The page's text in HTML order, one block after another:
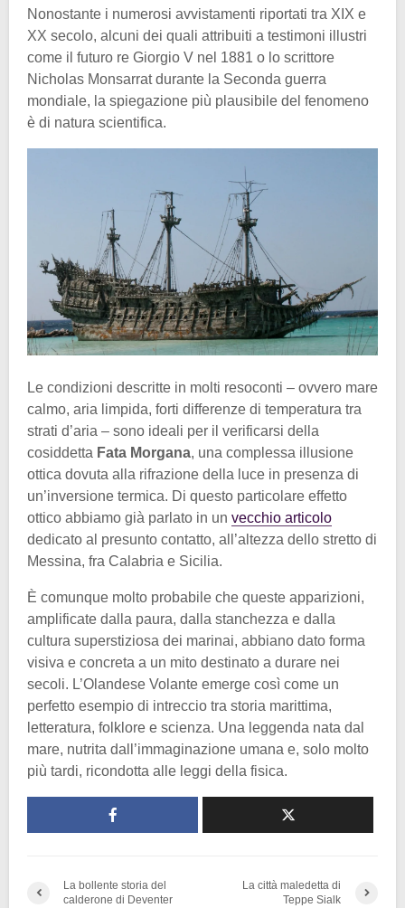
Nonostante i numerosi avvistamenti riportati tra XIX e
XX secolo, alcuni dei quali attribuiti a testimoni illustri
come il futuro re Giorgio V nel 1881 o lo scrittore
Nicholas Monsarrat durante la Seconda guerra
mondiale, la spiegazione più plausibile del fenomeno
è di natura scientifica.
Le condizioni descritte in molti resoconti – ovvero mare
calmo, aria limpida, forti differenze di temperatura tra
strati d’aria – sono ideali per il verificarsi della
cosiddetta Fata Morgana, una complessa illusione
ottica dovuta alla rifrazione della luce in presenza di
un’inversione termica. Di questo particolare effetto
ottico abbiamo già parlato in un vecchio articolo
dedicato al presunto contatto, all’altezza dello stretto di
Messina, fra Calabria e Sicilia.
È comunque molto probabile che queste apparizioni,
amplificate dalla paura, dalla stanchezza e dalla
cultura superstiziosa dei marinai, abbiano dato forma
visiva e concreta a un mito destinato a durare nei
secoli. L’Olandese Volante emerge così come un
perfetto esempio di intreccio tra storia marittima,
letteratura, folklore e scienza. Una leggenda nata dal
mare, nutrita dall’immaginazione umana e, solo molto
più tardi, ricondotta alle leggi della fisica.
La bollente storia del
calderone di Deventer
La città maledetta di
Teppe Sialk